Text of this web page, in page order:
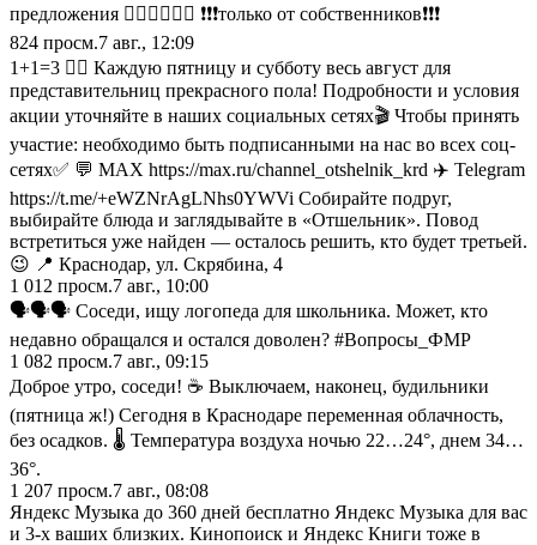
предложения 👇🏻👇🏻👇🏻 ❗️❗️❗️только от собственников❗️❗️❗️
824 просм.7 авг., 12:09
1+1=3 ❤️‍🔥 Каждую пятницу и субботу весь август для
представительниц прекрасного пола! Подробности и условия
акции уточняйте в наших социальных сетях🎬 Чтобы принять
участие: необходимо быть подписанными на нас во всех соц-
сетях✅ 💬 MAX https://max.ru/channel_otshelnik_krd ✈️ Telegram
https://t.me/+eWZNrAgLNhs0YWVi Собирайте подруг,
выбирайте блюда и заглядывайте в «Отшельник». Повод
встретиться уже найден — осталось решить, кто будет третьей.
😉 📍 Краснодар, ул. Скрябина, 4
1 012 просм.7 авг., 10:00
🗣️🗣️🗣️ Соседи, ищу логопеда для школьника. Может, кто
недавно обращался и остался доволен? #Вопросы_ФМР
1 082 просм.7 авг., 09:15
Доброе утро, соседи! ☕️ Выключаем, наконец, будильники
(пятница ж!) Сегодня в Краснодаре переменная облачность,
без осадков. 🌡 Температура воздуха ночью 22…24°, днем 34…
36°.
1 207 просм.7 авг., 08:08
Яндекс Музыка до 360 дней бесплатно Яндекс Музыка для вас
и 3-х ваших близких. Кинопоиск и Яндекс Книги тоже в